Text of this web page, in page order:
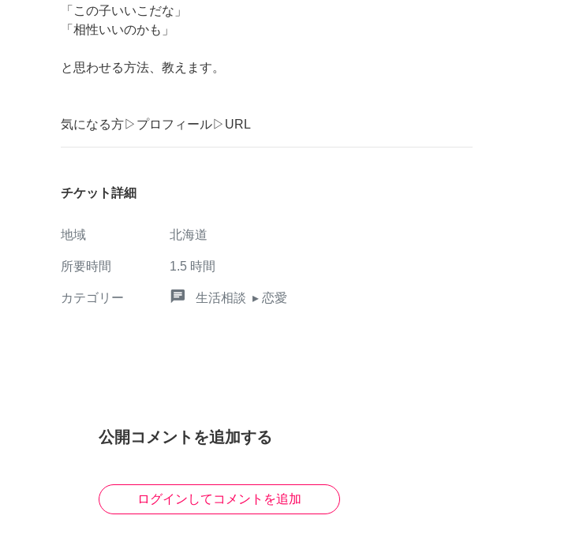
「この子いいこだな」
「相性いいのかも」
と思わせる方法、教えます。
気になる方▷プロフィール▷URL
チケット詳細
地域 北海道
所要時間 1.5 時間
カテゴリー chat 生活相談 ▸ 恋愛
公開コメントを追加する
ログインしてコメントを追加